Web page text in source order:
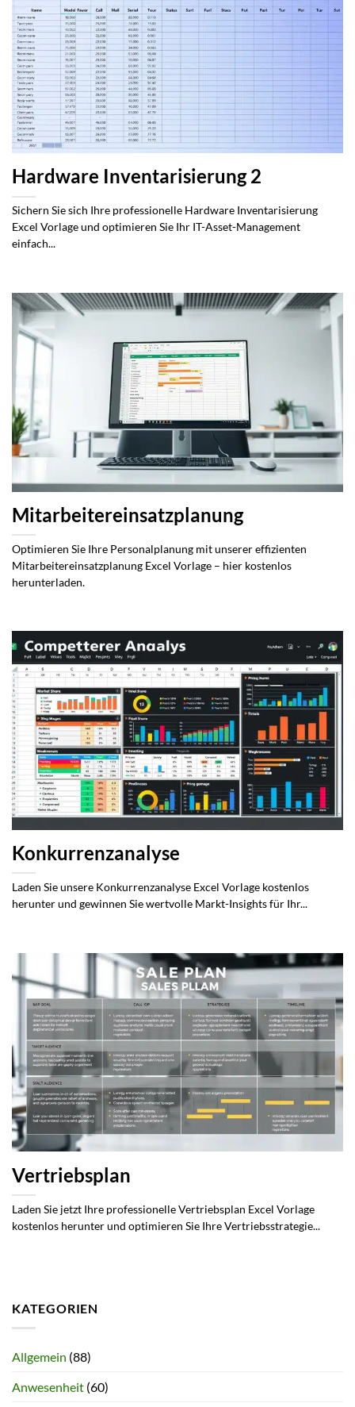
Hardware Inventarisierung 2
Sichern Sie sich Ihre professionelle Hardware Inventarisierung
Excel Vorlage und optimieren Sie Ihr IT-Asset-Management
einfach...
Mitarbeitereinsatzplanung
Optimieren Sie Ihre Personalplanung mit unserer effizienten
Mitarbeitereinsatzplanung Excel Vorlage – hier kostenlos
herunterladen.
Konkurrenzanalyse
Laden Sie unsere Konkurrenzanalyse Excel Vorlage kostenlos
herunter und gewinnen Sie wertvolle Markt-Insights für Ihr...
Vertriebsplan
Laden Sie jetzt Ihre professionelle Vertriebsplan Excel Vorlage
kostenlos herunter und optimieren Sie Ihre Vertriebsstrategie...
KATEGORIEN
Allgemein (88)
Anwesenheit (60)